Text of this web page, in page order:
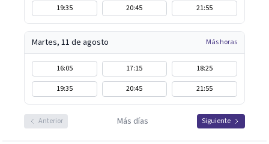
19:35
20:45 21:55
Martes, 11 de agosto Más horas
16:05 17:15
18:25
19:35
20:45 21:55
Anterior Más días Siguiente